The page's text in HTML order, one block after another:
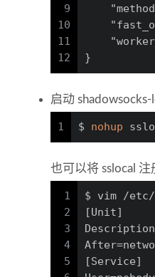
9
10
11
12
}
启动 shadowsocks-
1 $ nohup
也可以将 sslocal 注
1
2
3
4
5
$ vim /etc/
[Unit]
[Service]